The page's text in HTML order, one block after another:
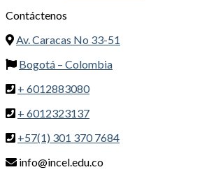
Contáctenos
Av. Caracas No 33-51
Bogotá – Colombia
+ 6012883080
+ 6012323137
+57(1) 301 370 7684
info@incel.edu.co